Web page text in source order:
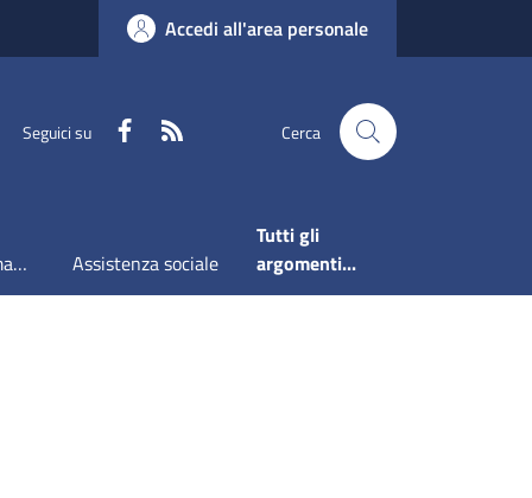
Accedi all'area personale
Seguici su Faceboook Cerca
Accesso all'informazione Assistenza sociale
Tutti gli
argomenti...